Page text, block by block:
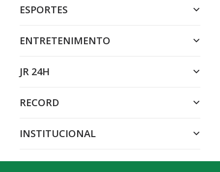
ESPORTES
ENTRETENIMENTO
JR 24H
RECORD
INSTITUCIONAL